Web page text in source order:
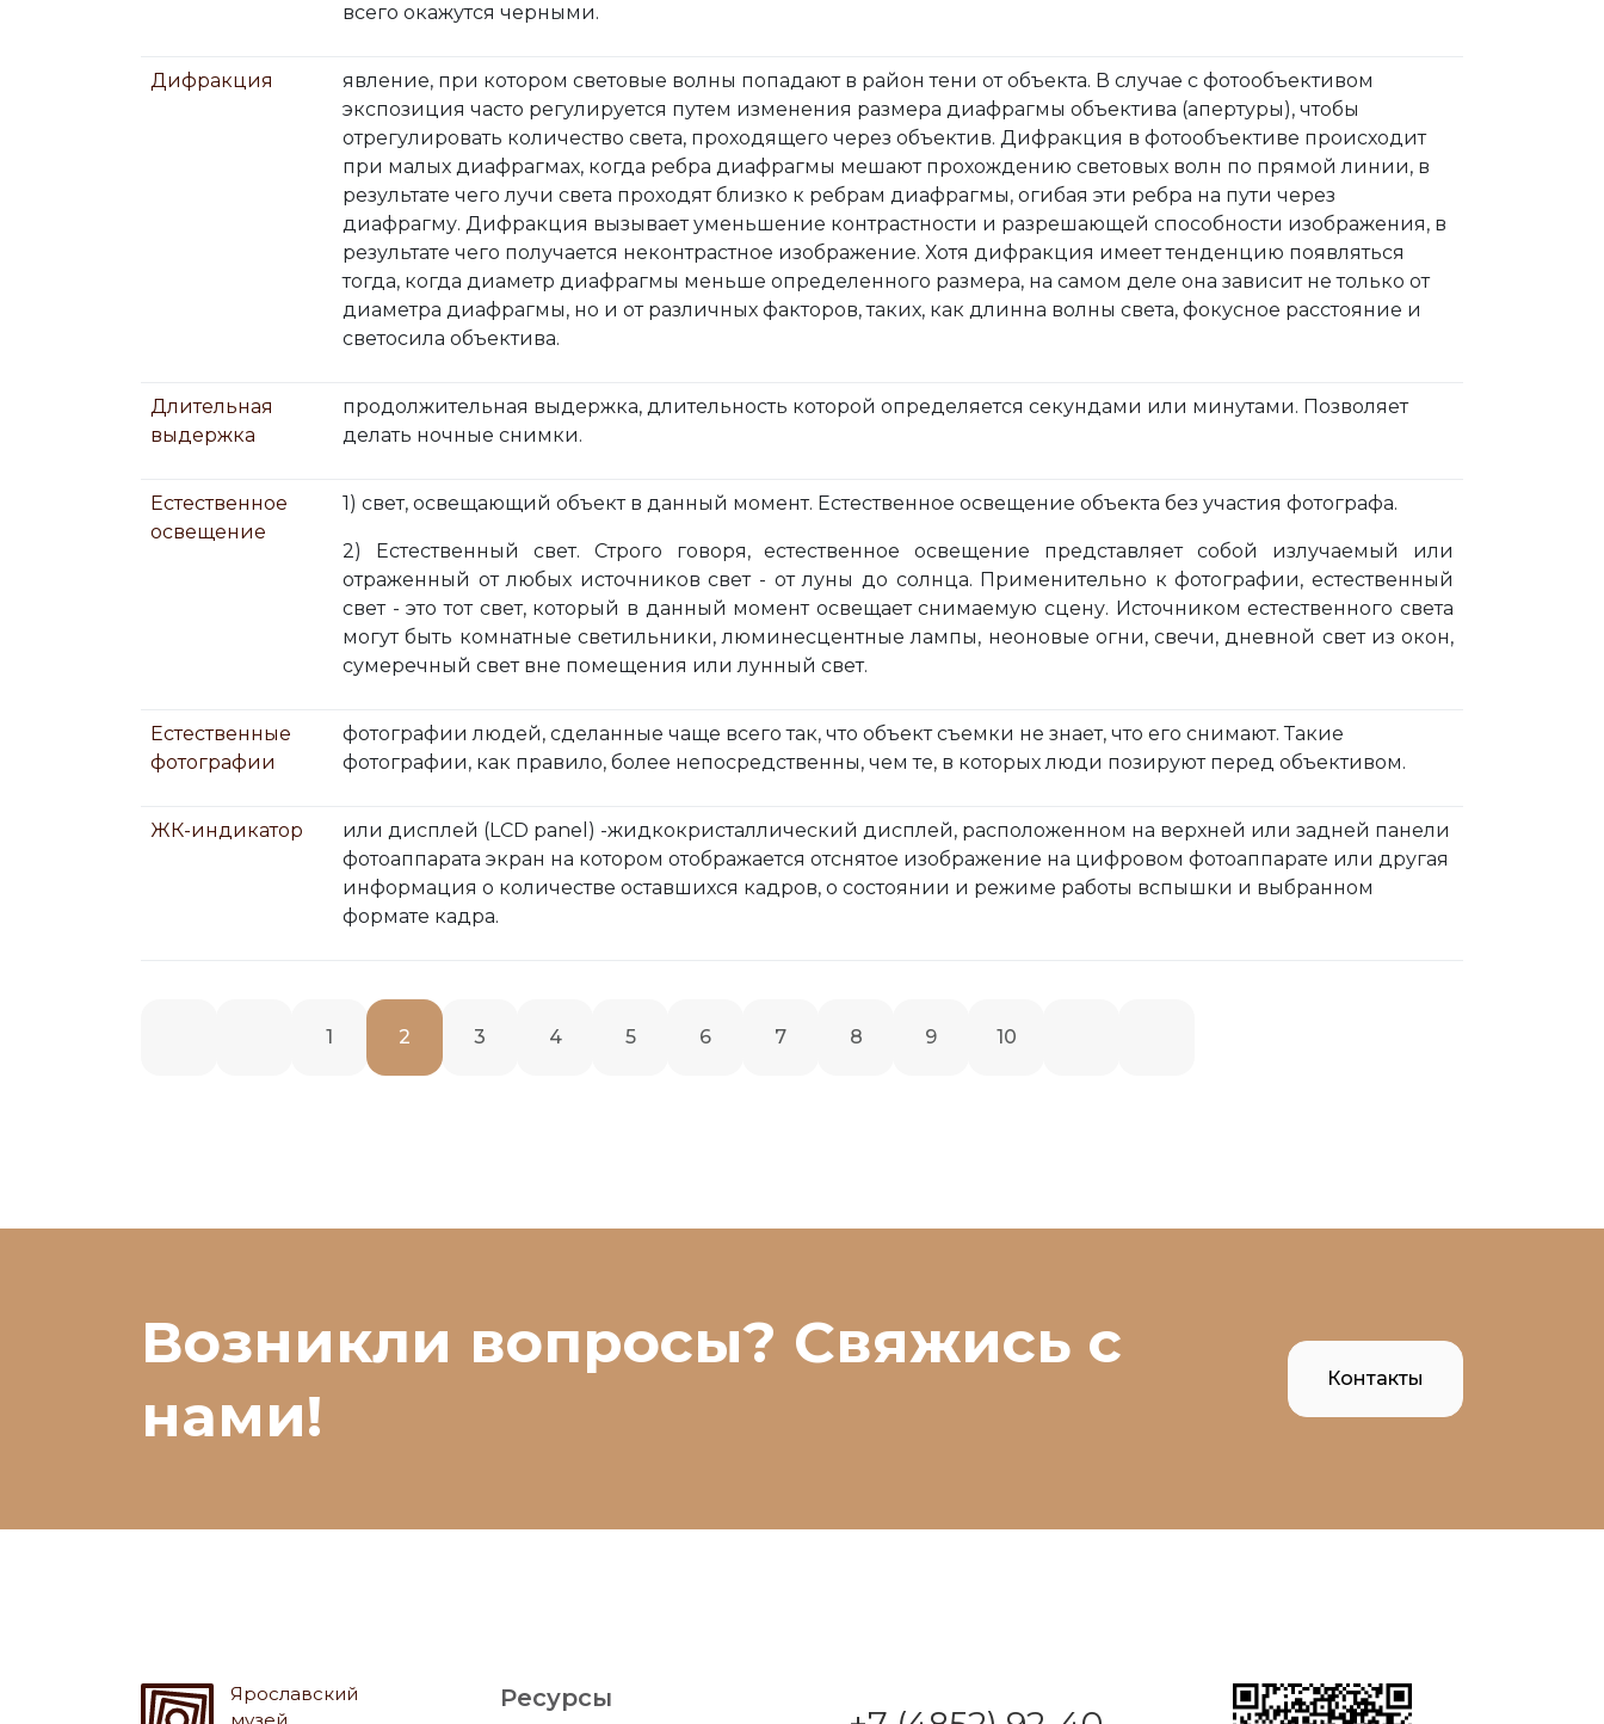
всего окажутся черными.
Дифракция
явление, при котором световые волны попадают в район тени от объекта. В случае с фотообъективом
экспозиция часто регулируется путем изменения размера диафрагмы объектива (апертуры), чтобы
отрегулировать количество света, проходящего через объектив. Дифракция в фотообъективе происходит
при малых диафрагмах, когда ребра диафрагмы мешают прохождению световых волн по прямой линии, в
результате чего лучи света проходят близко к ребрам диафрагмы, огибая эти ребра на пути через
диафрагму. Дифракция вызывает уменьшение контрастности и разрешающей способности изображения, в
результате чего получается неконтрастное изображение. Хотя дифракция имеет тенденцию появляться
тогда, когда диаметр диафрагмы меньше определенного размера, на самом деле она зависит не только от
диаметра диафрагмы, но и от различных факторов, таких, как длинна волны света, фокусное расстояние и
светосила объектива.
Длительная
выдержка
продолжительная выдержка, длительность которой определяется секундами или минутами. Позволяет
делать ночные снимки.
Естественное
освещение
1) свет, освещающий объект в данный момент. Естественное освещение объекта без участия фотографа.
2) Естественный свет. Строго говоря, естественное освещение представляет собой излучаемый или
отраженный от любых источников свет - от луны до солнца. Применительно к фотографии, естественный
свет - это тот свет, который в данный момент освещает снимаемую сцену. Источником естественного света
могут быть комнатные светильники, люминесцентные лампы, неоновые огни, свечи, дневной свет из окон,
сумеречный свет вне помещения или лунный свет.
Естественные
фотографии
фотографии людей, сделанные чаще всего так, что объект съемки не знает, что его снимают. Такие
фотографии, как правило, более непосредственны, чем те, в которых люди позируют перед объективом.
ЖК-индикатор
или дисплей (LCD panel) -жидкокристаллический дисплей, расположенном на верхней или задней панели
фотоаппарата экран на котором отображается отснятое изображение на цифровом фотоаппарате или другая
информация о количестве оставшихся кадров, о состоянии и режиме работы вспышки и выбранном
формате кадра.
1 2 3 4 5 6 7 8 9 10
Возникли вопросы? Свяжись с
нами!
Контакты
Ярославский
Ресурсы